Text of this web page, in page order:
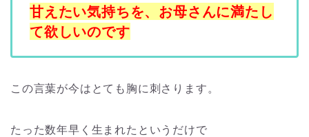
甘えたい気持ちを、お母さんに満たし
て欲しいのです
この言葉が今はとても胸に刺さります。
たった数年早く生まれたというだけで